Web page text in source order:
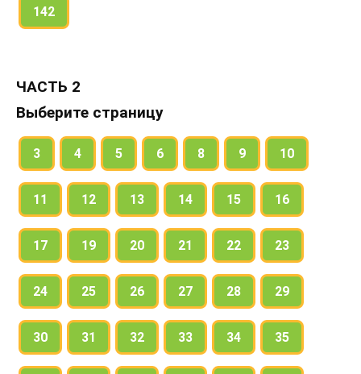
142
ЧАСТЬ 2
Выберите страницу
3 4 5 6 8 9 10
11 12 13 14 15 16
17 19 20 21 22 23
24 25 26 27 28 29
30 31 32 33 34 35